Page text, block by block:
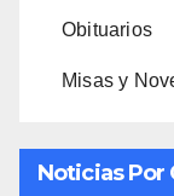
Obituarios
Misas y
Noticias Por